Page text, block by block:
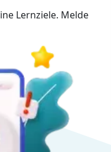
Lernziele. Melde